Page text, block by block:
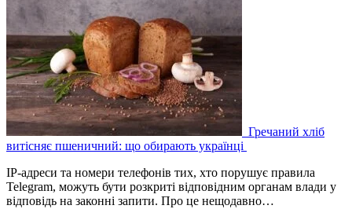
Гречаний хліб
витісняє пшеничний: що обирають українці
IP-адреси та номери телефонів тих, хто порушує правила
Telegram, можуть бути розкриті відповідним органам влади у
відповідь на законні запити. Про це нещодавно…